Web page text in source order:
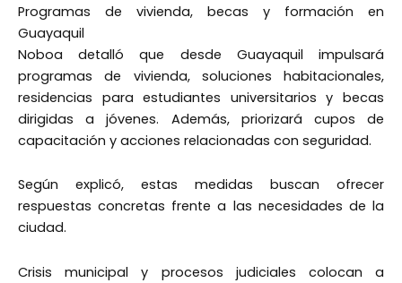
Programas de vivienda, becas y formación en
Guayaquil
Noboa detalló que desde Guayaquil impulsará
programas de vivienda, soluciones habitacionales,
residencias para estudiantes universitarios y becas
dirigidas a jóvenes. Además, priorizará cupos de
capacitación y acciones relacionadas con seguridad.
Según explicó, estas medidas buscan ofrecer
respuestas concretas frente a las necesidades de la
ciudad.
Crisis municipal y procesos judiciales colocan a